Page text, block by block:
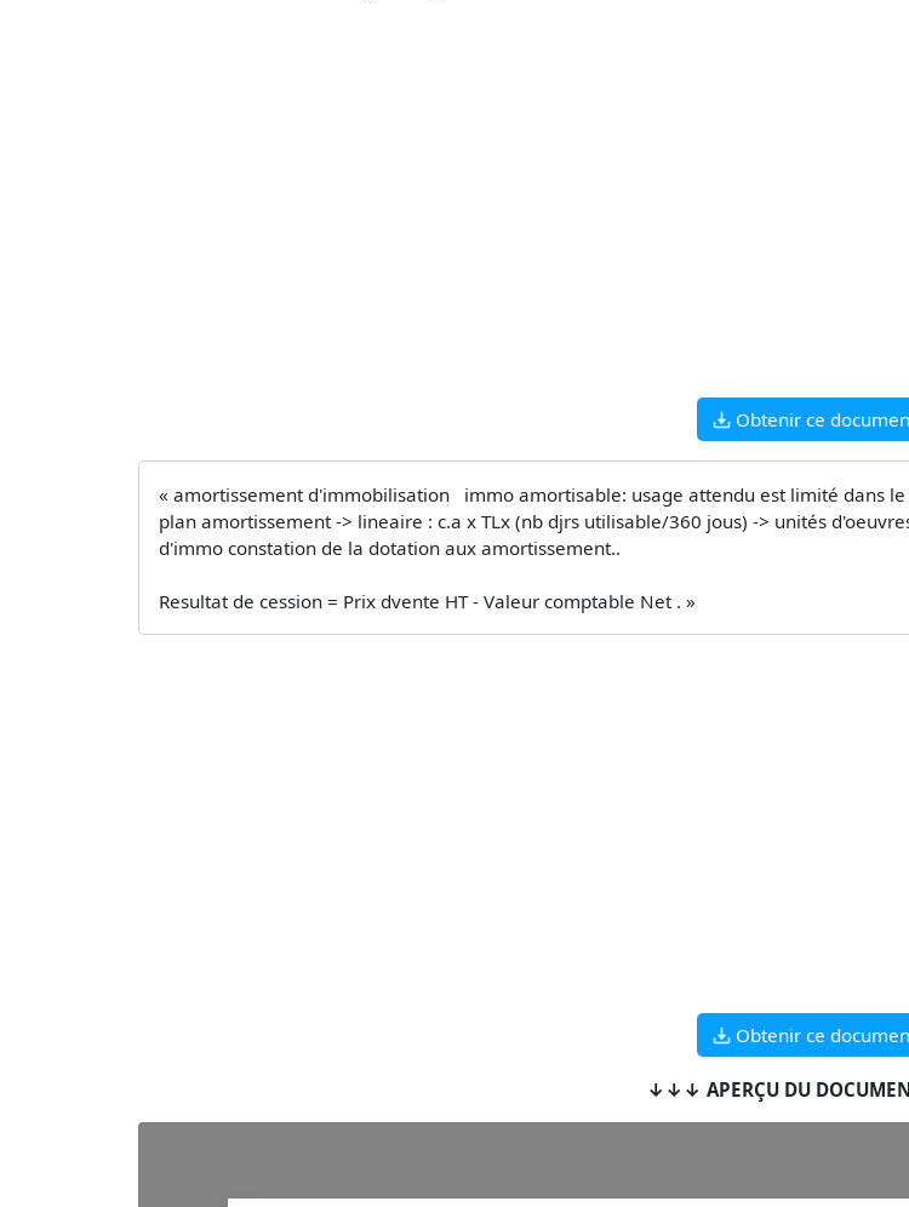
Obtenir ce
« amortissement d'immobilisation immo amortisable: usage attendu est limité dans
plan amortissement -> lineaire : c.a x TLx (nb djrs utilisable/360 jous) -> unités
d'immo constation de la dotation aux amortissement..
Resultat de cession = Prix dvente HT - Valeur comptable Net . »
Obtenir ce
↓↓↓ APERÇU DU